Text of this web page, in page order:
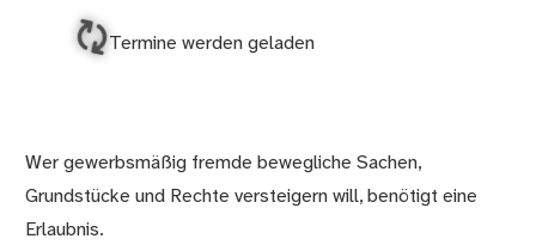
Beschreibung
Wer gewerbsmäßig fremde bewegliche Sachen,
Grundstücke und Rechte versteigern will, benötigt eine
Erlaubnis.
Termine werden geladen